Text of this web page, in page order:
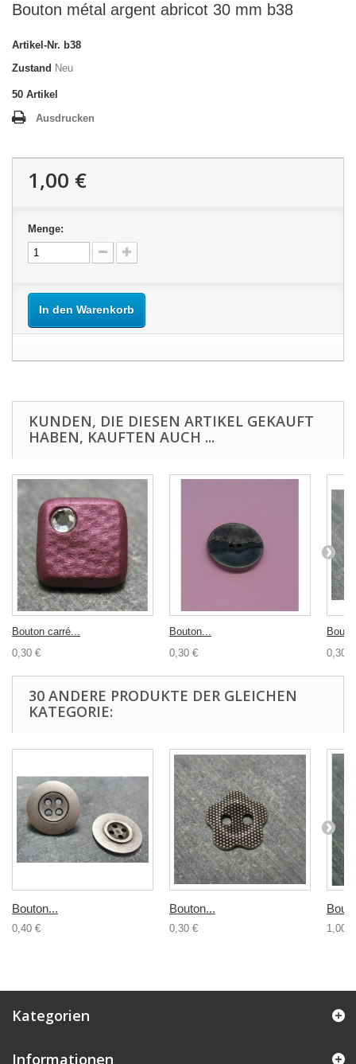
Bouton métal argent abricot 30 mm b38
Artikel-Nr. b38
Zustand Neu
50 Artikel
Ausdrucken
1,00 €
Menge:
In den Warenkorb
KUNDEN, DIE DIESEN ARTIKEL GEKAUFT
HABEN, KAUFTEN AUCH ...
Bouton carré...
0,30 €
Bouton...
0,30 €
0,30 €
30 ANDERE PRODUKTE DER GLEICHEN
KATEGORIE:
Bouton...
0,40 €
Bouton...
0,30 € 1,00 €
Kategorien
Informationen